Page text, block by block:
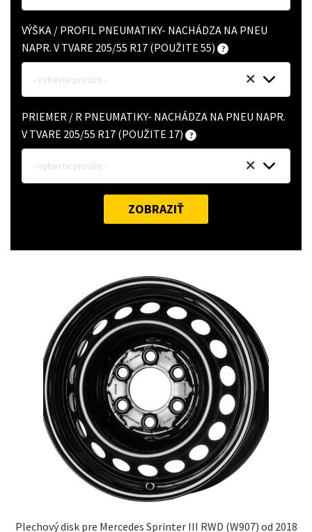
VÝŠKA / PROFIL PNEUMATIKY- NACHÁDZA NA PNEU
NAPR. V TVARE 205/55 R17 (POUŽITE 55)
- vyberte prosím -
PRIEMER / R PNEUMATIKY- NACHÁDZA NA PNEU NAPR.
V TVARE 205/55 R17 (POUŽITE 17)
- vyberte prosím -
ZOBRAZIŤ
Plechový disk pre Mercedes Sprinter III RWD (W907) od 2018